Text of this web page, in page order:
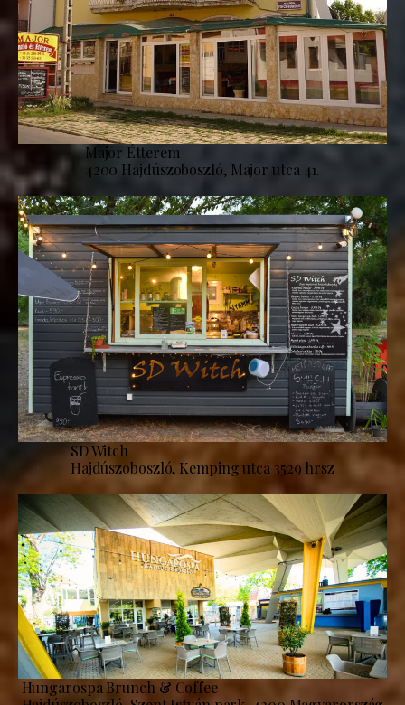
Major Étterem
4200 Hajdúszoboszló, Major utca 41.
SD Witch
Hajdúszoboszló, Kemping utca 3529 hrsz
Hungarospa Brunch & Coffee